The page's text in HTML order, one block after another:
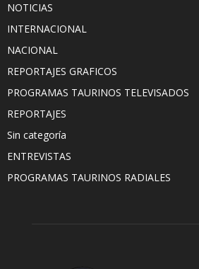
NOTICIAS
INTERNACIONAL
NACIONAL
REPORTAJES GRAFICOS
PROGRAMAS TAURINOS TELEVISADOS
REPORTAJES
Sin categoría
ENTREVISTAS
PROGRAMAS TAURINOS RADIALES